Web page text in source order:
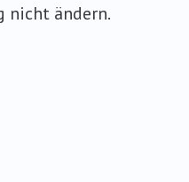
nicht ändern.